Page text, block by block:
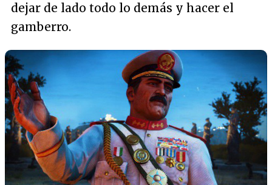
dejar de lado todo lo demás y hacer el
gamberro.